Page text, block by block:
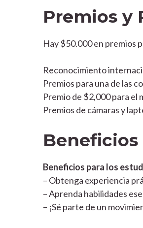
Premios y
Hay $50.000 en premios
Reconocimiento
Premios para una de las
Premio de $2,000 para el
Premios de cámaras y
Beneficios
Beneficios para los
– Obtenga experiencia
– Aprenda habilidades
– ¡Sé parte de un